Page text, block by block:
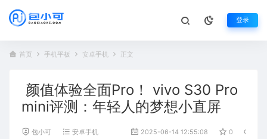
登录
首页 手机平板 安卓手机 正文
颜值体验全面Pro！ vivo S30 Pro
mini评测：年轻人的梦想小直屏
包小可 安卓手机 2025-06-14 12:55:08 0